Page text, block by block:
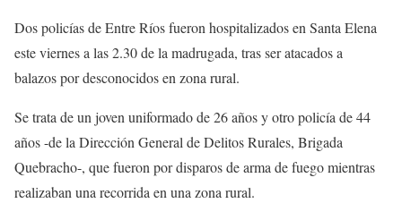
Dos policías de Entre Ríos fueron hospitalizados en Santa Elena
este viernes a las 2.30 de la madrugada, tras ser atacados a
balazos por desconocidos en zona rural.
Se trata de un joven uniformado de 26 años y otro policía de 44
años -de la Dirección General de Delitos Rurales, Brigada
Quebracho-, que fueron por disparos de arma de fuego mientras
realizaban una recorrida en una zona rural.